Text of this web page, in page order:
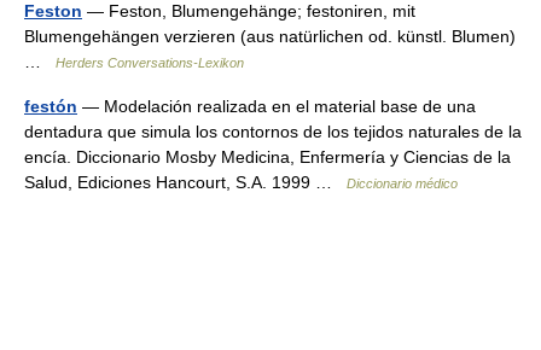
Feston — Feston, Blumengehänge; festoniren, mit
Blumengehängen verzieren (aus natürlichen od. künstl. Blumen)
Herders Conversations-Lexikon
festón — Modelación realizada en el material base de una
dentadura que simula los contornos de los tejidos naturales de la
encía. Diccionario Mosby Medicina, Enfermería y Ciencias de la
Salud, Ediciones Hancourt, S.A. 1999 …
Diccionario médico